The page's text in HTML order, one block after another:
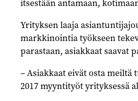
itsestään antamaan,
Yrityksen laaja
markkinointia työkseen
parastaan, asiakkaat saavat
– Asiakkaat eivät osta
2017 myyntityöt yrityksessä